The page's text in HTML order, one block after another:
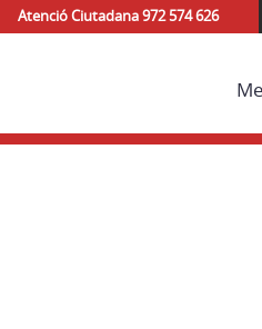
Atenció Ciutadana 972 574 626